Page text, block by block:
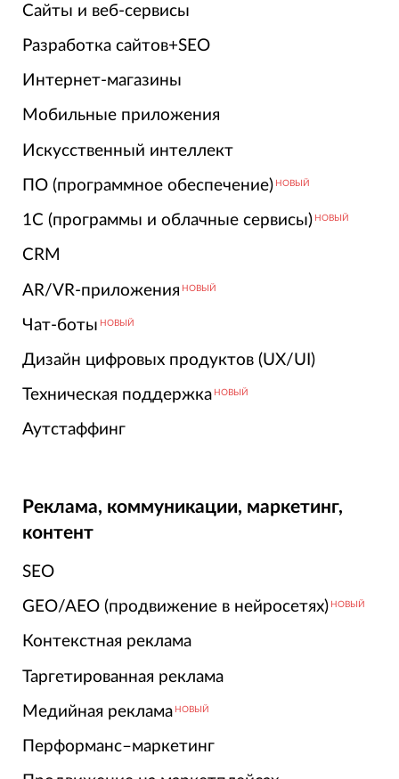
Сайты и веб-сервисы
Разработка сайтов+SEO
Интернет-магазины
Мобильные приложения
Искусственный интеллект
ПО (программное обеспечение) НОВЫЙ
1С (программы и облачные сервисы) НОВЫЙ
CRM
AR/VR-приложения НОВЫЙ
Чат-боты НОВЫЙ
Дизайн цифровых продуктов (UX/UI)
Техническая поддержка НОВЫЙ
Аутстаффинг
Реклама, коммуникации, маркетинг,
контент
SEO
GEO/AEO (продвижение в нейросетях) НОВЫЙ
Контекстная реклама
Таргетированная реклама
Медийная реклама НОВЫЙ
Перформанс–маркетинг